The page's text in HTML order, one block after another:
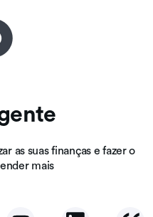
as suas finanças e fazer o
mais